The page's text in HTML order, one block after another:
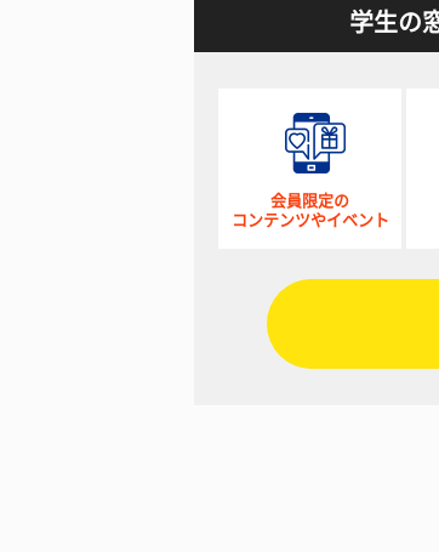
学生の
会員限定の
コンテンツやイベント